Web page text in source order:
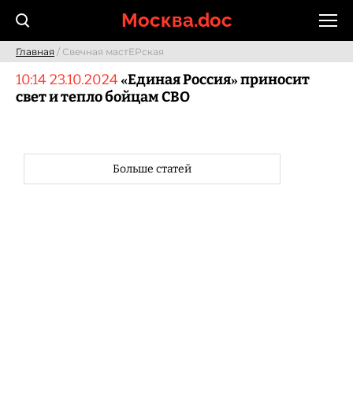
Москва.doc
Главная / Свечная мастЕРская
10:14 23.10.2024«Единая Россия» приносит
свет и тепло бойцам СВО
Больше статей